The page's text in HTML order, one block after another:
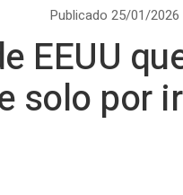
Publicado 25/01/2026
EEUU
solo por ir